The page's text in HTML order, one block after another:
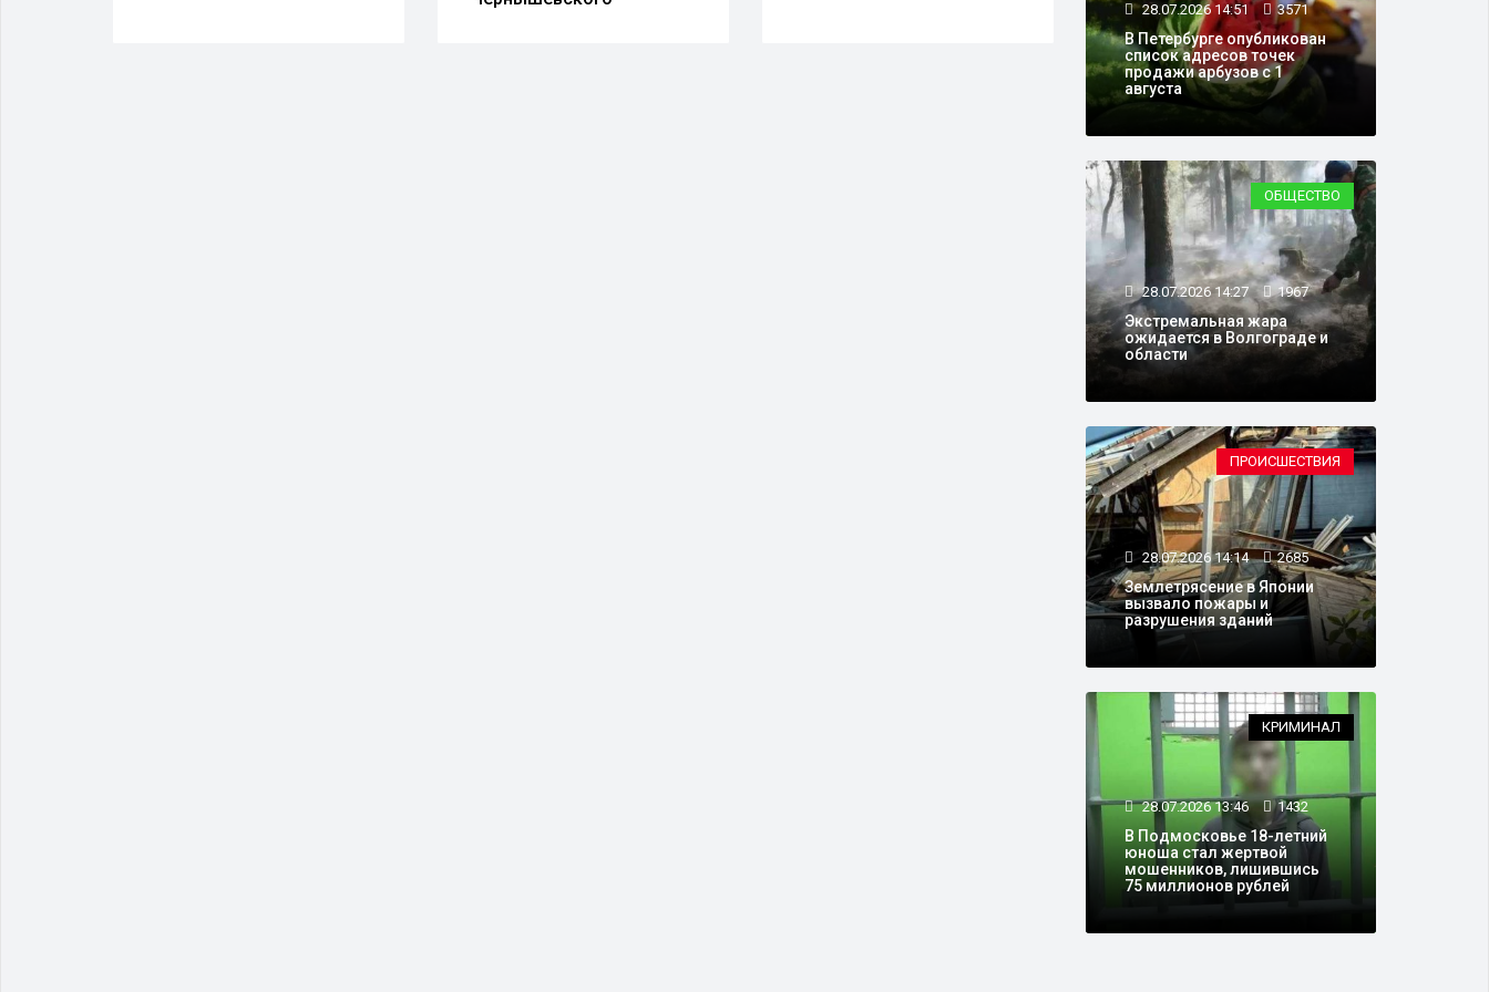
28.07.2026 14:51 3571
В Петербурге опубликован
список адресов точек
продажи арбузов с 1
августа
ОБЩЕСТВО
28.07.2026 14:27 1967
Экстремальная жара
ожидается в Волгограде и
области
ПРОИСШЕСТВИЯ
28.07.2026 14:14 2685
Землетрясение в Японии
вызвало пожары и
разрушения зданий
КРИМИНАЛ
28.07.2026 13:46 1432
В Подмосковье 18-летний
юноша стал жертвой
мошенников, лишившись
75 миллионов рублей